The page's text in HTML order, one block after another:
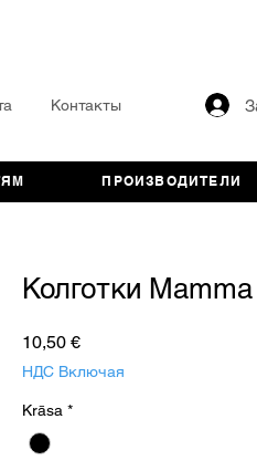
Контакты
ПРОИЗВОДИТЕЛИ
Колготки
10,50 €Цена
НДС Включая
Krāsa *